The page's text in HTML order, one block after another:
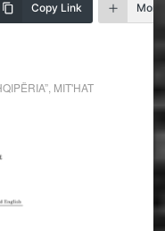
Copy Link More
, MIT'HAT